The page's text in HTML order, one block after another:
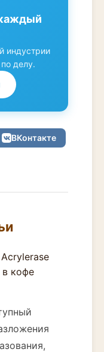
индустрии
делу.
ВКонтакте